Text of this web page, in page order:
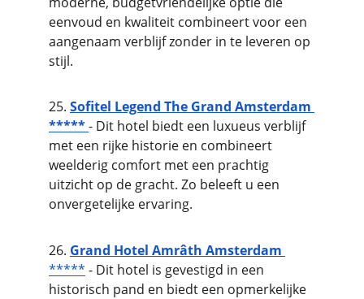
eenvoud en kwaliteit combineert voor een
aangenaam verblijf zonder in te leveren op
stijl.
25. Sofitel Legend The Grand Amsterdam
*****- Dit hotel biedt een luxueus verblijf
met een rijke historie en combineert
weelderig comfort met een prachtig
uitzicht op de gracht. Zo beleeft u een
onvergetelijke ervaring.
26. Grand Hotel Amrâth Amsterdam
***** - Dit hotel is gevestigd in een
historisch pand en biedt een opmerkelijke